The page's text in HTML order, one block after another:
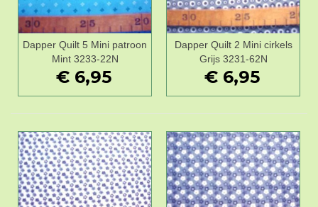
Dapper Quilt 5 Mini patroon
Mint 3233-22N
€ 6,95
Dapper Quilt 2 Mini cirkels
Grijs 3231-62N
€ 6,95